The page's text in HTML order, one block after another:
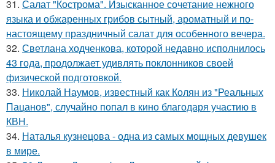
31. Салат "Кострома". Изысканное сочетание нежного
языка и обжаренных грибов сытный, ароматный и по-
настоящему праздничный салат для особенного вечера.
32. Светлана ходченкова, которой недавно исполнилось
43 года, продолжает удивлять поклонников своей
физической подготовкой.
33. Николай Наумов, известный как Колян из "Реальных
Пацанов", случайно попал в кино благодаря участию в
КВН.
34. Наталья кузнецова - одна из самых мощных девушек
в мире.